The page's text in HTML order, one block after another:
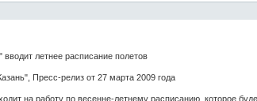
летнее расписание полетов
Пресс-релиз от 27 марта 2009 года
на работу по весенне-летнему расписанию, которое